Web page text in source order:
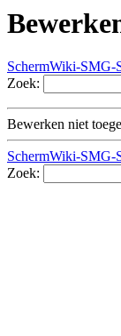
SchermWiki-SMG-
Zoek:
Bewerken niet
SchermWiki-SMG-
Zoek: